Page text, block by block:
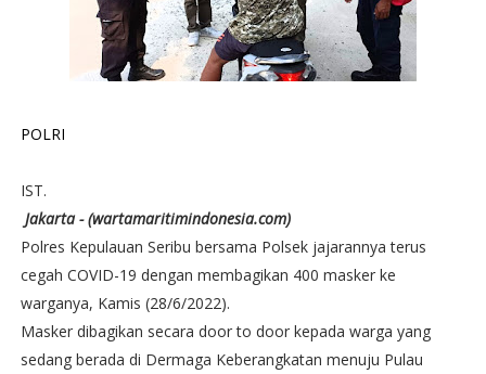
POLRI
IST.
Jakarta - (wartamaritimindonesia.com)
Polres Kepulauan Seribu bersama Polsek jajarannya terus
cegah COVID-19 dengan membagikan 400 masker ke
warganya, Kamis (28/6/2022).
Masker dibagikan secara door to door kepada warga yang
sedang berada di Dermaga Keberangkatan menuju Pulau